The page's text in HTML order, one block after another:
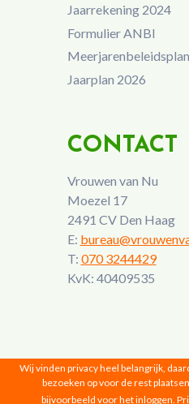
Jaarrekening 2024
Formulier ANBI
Meerjarenbeleidsplan
Jaarplan 2026
CONTACT
Vrouwen van Nu
Moezel 17
2491 CV Den Haag
E:
T: 070 3244429
KvK: 40409535
Vrouwen van Nu ©
Wij vinden privacy heel belangrijk,
bezoeken op voor de rest
bijvoorbeeld voor het inloggen.